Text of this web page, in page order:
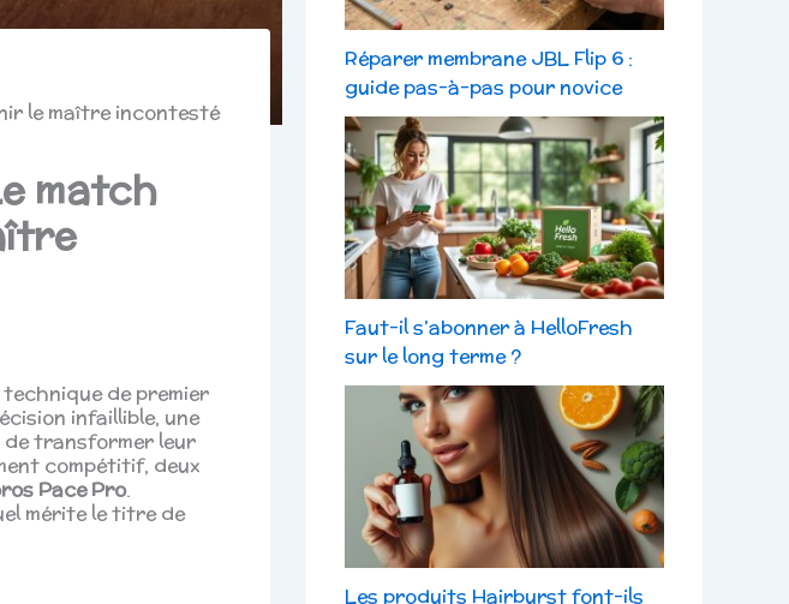
le maître incontesté
match
de premier
infaillible, une
de transformer leur
compétitif, deux
Pace Pro.
mérite le titre de
Réparer membrane JBL Flip 6 :
guide pas-à-pas pour novice
Faut-il s’abonner à HelloFresh
sur le long terme ?
Les produits Hairburst font-ils